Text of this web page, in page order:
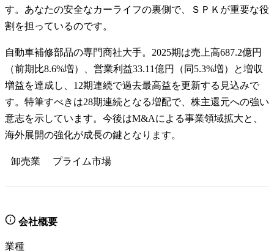
す。あなたの安全なカーライフの裏側で、ＳＰＫが重要な役
割を担っているのです。
自動車補修部品の専門商社大手。2025期は売上高687.2億円
（前期比8.6%増）、営業利益33.11億円（同5.3%増）と増収
増益を達成し、12期連続で過去最高益を更新する見込みで
す。特筆すべきは28期連続となる増配で、株主還元への強い
意志を示しています。今後はM&Aによる事業領域拡大と、
海外展開の強化が成長の鍵となります。
卸売業 プライム市場
会社概要
業種